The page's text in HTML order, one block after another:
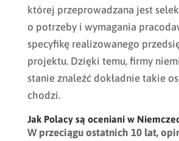
której przeprowadzana jest
o potrzeby i wymagania
specyfikę realizowanego
projektu. Dzięki temu, firmy
stanie znaleźć dokładnie takie
chodzi.
Jak Polacy są oceniani w
W przeciągu ostatnich 10 lat,